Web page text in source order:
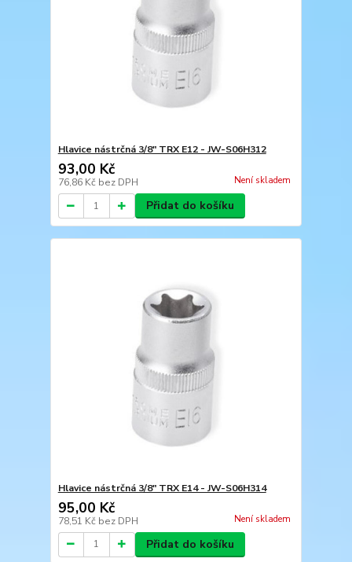
Hlavice nástrčná 3/8" TRX E12 - JW-S06H312
93,00 Kč
76,86 Kč bez DPH Není skladem
Přidat do košíku
Hlavice nástrčná 3/8" TRX E14 - JW-S06H314
95,00 Kč
78,51 Kč bez DPH Není skladem
Přidat do košíku